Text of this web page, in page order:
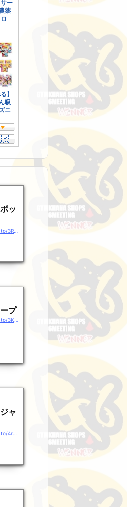
ッ
プ
ャ